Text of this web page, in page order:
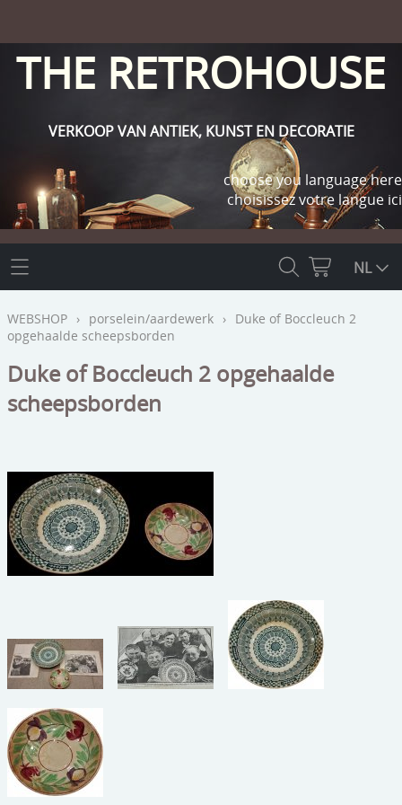
THE RETROHOUSE
VERKOOP VAN ANTIEK, KUNST EN DECORATIE
choose you language here
choisissez votre langue ici
THE RETROHOUSE
WEBSHOP
religie
beelden
reclamevoorwerpen/merken
curiosa
schilderijen
juwelen/horloges/brillen
medailles/munten/bankbiljetten
ets/tekening/litho/gravure
glaswerk
lamp/luchter
KLANT WORDEN / INLOGGEN
NL
WEBSHOP › porselein/aardewerk › Duke of Boccleuch 2
opgehaalde scheepsborden
Duke of Boccleuch 2 opgehaalde
scheepsborden